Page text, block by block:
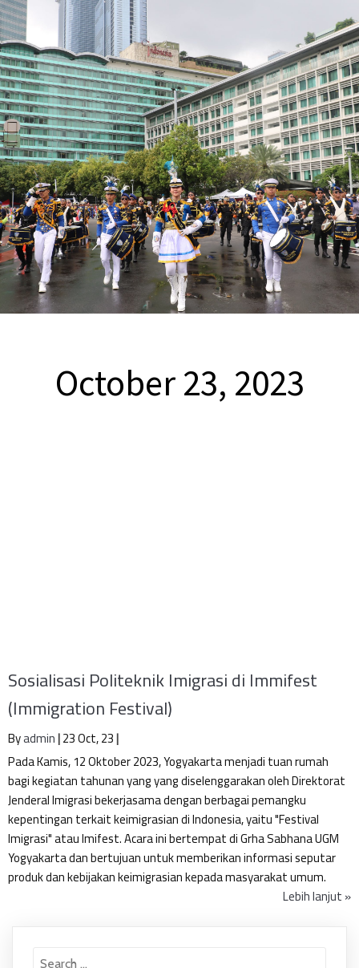
October 23, 2023
Sosialisasi Politeknik Imigrasi di Immifest
(Immigration Festival)
Byadmin|23Oct, 23|
Pada Kamis, 12 Oktober 2023, Yogyakarta menjadi tuan rumah
bagi kegiatan tahunan yang yang diselenggarakan oleh Direktorat
Jenderal Imigrasi bekerjasama dengan berbagai pemangku
kepentingan terkait keimigrasian di Indonesia, yaitu "Festival
Imigrasi" atau Imifest. Acara ini bertempat di Grha Sabhana UGM
Yogyakarta dan bertujuan untuk memberikan informasi seputar
produk dan kebijakan keimigrasian kepada masyarakat umum.
Lebih lanjut »